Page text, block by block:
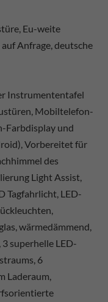
Eu-weite
Anfrage, deutsche
Instrumententafel
Mobiltelefon-
Farbdisplay und
Vorbereitet für
des
Light Assist,
Tagfahrlicht, LED-
wärmedämmend,
superhelle LED-
6
Laderaum,